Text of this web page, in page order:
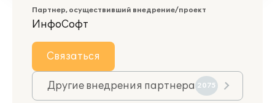
Партнер, осуществивший внедрение/проект
ИнфоСофт
Связаться
Другие внедрения партнера 2075